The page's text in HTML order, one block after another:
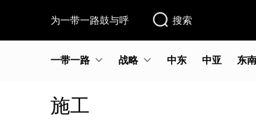
为一带一路鼓与呼 搜索
一带一路 战略 中东 中亚 东
施工